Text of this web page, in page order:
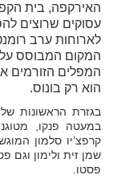
האירקפה, בית
עסוקים שרוצים
לארוחות ערב
המקום המבוסס על
המפלים הזורמים
הוא רק בונוס.
בגזרת הראשונות
במעטה פנקו,
קרפצ’יו סלמון
שמן זית ולימון וגם
פסטו.